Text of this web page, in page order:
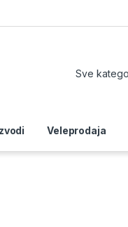
Veleprodaja